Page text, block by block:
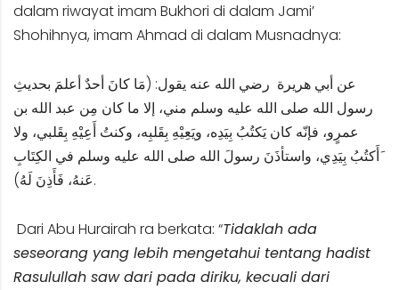
dalam riwayat imam Bukhori di dalam Jami’
Shohihnya, imam Ahmad di dalam Musnadnya:
عن أبي ‌هريرة رضي الله عنه يقول: (مَا كانَ أحدٌ أعلمَ بحديثِ
رسول الله صلى الله عليه وسلم مني، إلا ما كان مِن عبد الله بن
عمرٍو، فإنّه كان يَكتُبُ بِيَدِه، ويَعِيْهِ بِقَلبِه، وكنتُ أَعِيْهِ بِقَلبي، ‌ولا
‌َأَكتُبُ بِيَدِي، واستأذَنَ رسولَ الله صلى الله عليه وسلم في الكِتَابِ
عَنهُ، فَأَذِنَ لَهُ).
Dari Abu Hurairah ra berkata: “Tidaklah ada
seseorang yang lebih mengetahui tentang hadist
Rasulullah saw dari pada diriku, kecuali dari